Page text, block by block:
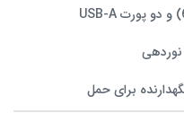
برای حمل